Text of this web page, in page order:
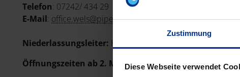
Zustimmung
Diese Webseite verwendet
Telefon: 07242/ 434 29
E-Mail: office.wels@pipelife.com
Niederlassungsleiter: Hr. Michael Kliemstein
Öffnungszeiten ab 2. März 2026: